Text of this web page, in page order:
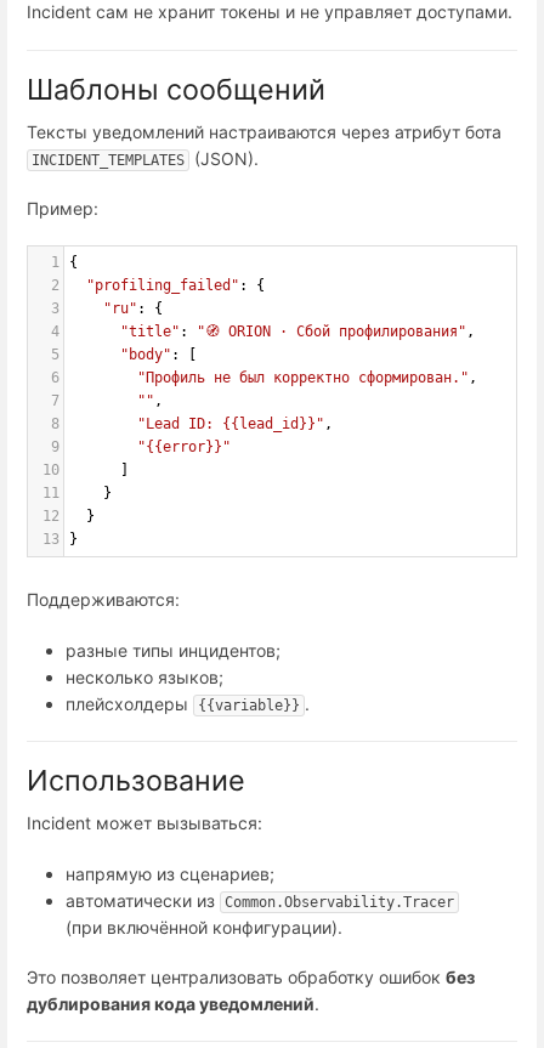
Incident сам не хранит токены и не управляет доступами.
Шаблоны сообщений
Тексты уведомлений настраиваются через атрибут бота
INCIDENT_TEMPLATES (JSON).
Пример:
1
{
2
"profiling_failed" : {
3
"ru" : {
4
"title" : "🧭 ORION · Сбой профилирования" ,
5
"body" : [
6
"Профиль не был корректно сформирован." ,
7
"" ,
8
"Lead ID: {{lead_id}}" ,
9
"{{error}}"
10
11
    }
12
  }
13
}
Поддерживаются:
разные типы инцидентов;
несколько языков;
плейсхолдеры
{{variable}} .
Использование
Incident может вызываться:
напрямую из сценариев;
автоматически из Common.Observability.Tracer
(при включённой конфигурации).
Это позволяет централизовать обработку ошибок без
дублирования кода уведомлений.